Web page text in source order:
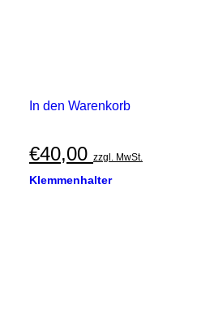
In den Warenkorb
€40,00 zzgl. MwSt.
Klemmenhalter